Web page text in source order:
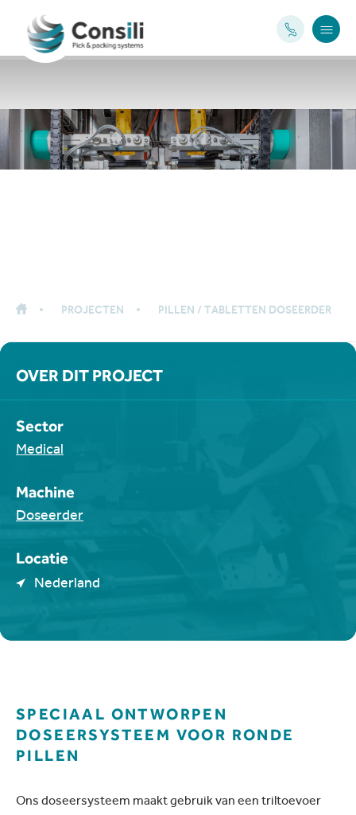
PROJECTEN PILLEN / TABLETTEN DOSEERDER
SPECIAAL ONTWORPEN
DOSEERSYSTEEM VOOR RONDE
PILLEN
Ons doseersysteem maakt gebruik van een triltoevoer
OVER DIT PROJECT
Sector
Medical
Machine
Doseerder
Locatie
Nederland